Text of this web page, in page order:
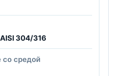
304/316
со средой